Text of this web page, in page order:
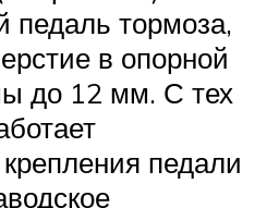
педаль тормоза,
в опорной
до 12 мм. С тех
педали